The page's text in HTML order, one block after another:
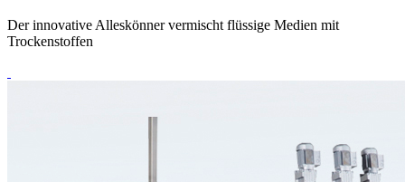
Der innovative Alleskönner vermischt flüssige Medien mit
Trockenstoffen